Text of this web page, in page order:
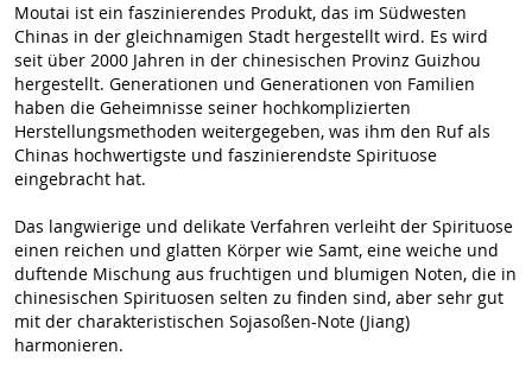
Moutai ist ein faszinierendes Produkt, das im Südwesten
Chinas in der gleichnamigen Stadt hergestellt wird. Es wird
seit über 2000 Jahren in der chinesischen Provinz Guizhou
hergestellt. Generationen und Generationen von Familien
haben die Geheimnisse seiner hochkomplizierten
Herstellungsmethoden weitergegeben, was ihm den Ruf als
Chinas hochwertigste und faszinierendste Spirituose
eingebracht hat.
Das langwierige und delikate Verfahren verleiht der Spirituose
einen reichen und glatten Körper wie Samt, eine weiche und
duftende Mischung aus fruchtigen und blumigen Noten, die in
chinesischen Spirituosen selten zu finden sind, aber sehr gut
mit der charakteristischen Sojasoßen-Note (Jiang)
harmonieren.